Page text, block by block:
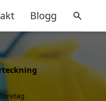
Blogg